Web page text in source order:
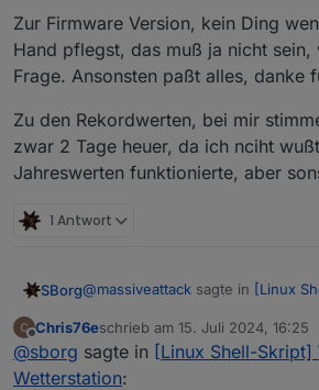
aus, weder die Pro-Derivate,
Wenn sich dann der Inhalt von
https://github.com/SBorg2014/
Version unterscheidet -->
mehr zu Rande. Problem ist halt
passende Station oder Gateway
Zur Firmware Version, kein Ding
Hand pflegst, das muß ja nicht sein,
Frage. Ansonsten paßt alles, danke
Zu den Rekordwerten, bei mir
zwar 2 Tage heuer, da ich nciht
Jahreswerten funktionierte, aber
1 Antwort
SBorg@massiveattack sagte in [Linux
Wann werden die Statistikwerte
Offline
Chris76eschrieb am 15. Juli 2024, 16:25
zuletzt editiert von
@sborg sagte in [Linux Shell-Skript]
Wetterstation: